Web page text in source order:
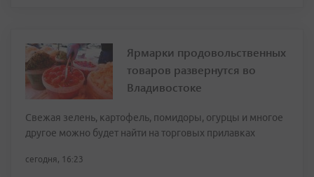
Ярмарки продовольственных
товаров развернутся во
Владивостоке
Свежая зелень, картофель, помидоры, огурцы и многое
другое можно будет найти на торговых прилавках
сегодня, 16:23